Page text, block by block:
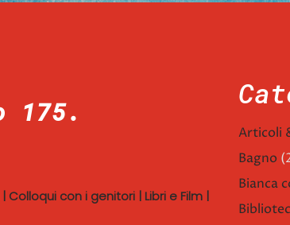
175.
Colloqui con i genitori| Libri e Film|
Articoli
Bagno
Bianca